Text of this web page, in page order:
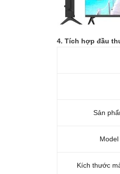
4. Tích hợp đầu
Sản
Model
Kích thước